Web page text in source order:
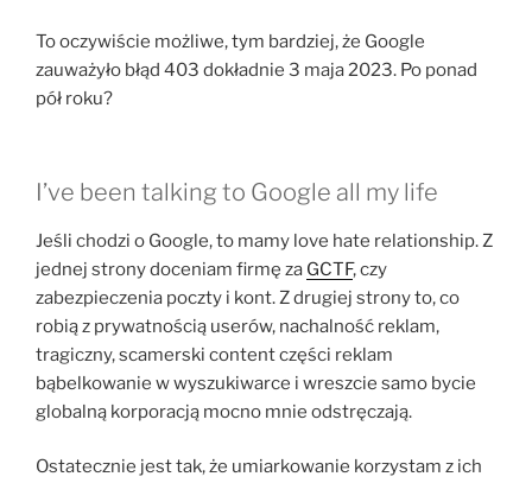
To oczywiście możliwe, tym bardziej, że Google
zauważyło błąd 403 dokładnie 3 maja 2023. Po ponad
pół roku?
I’ve been talking to Google all my life
Jeśli chodzi o Google, to mamy love hate relationship. Z
jednej strony doceniam firmę za GCTF, czy
zabezpieczenia poczty i kont. Z drugiej strony to, co
robią z prywatnością userów, nachalność reklam,
tragiczny, scamerski content części reklam
bąbelkowanie w wyszukiwarce i wreszcie samo bycie
globalną korporacją mocno mnie odstręczają.
Ostatecznie jest tak, że umiarkowanie korzystam z ich